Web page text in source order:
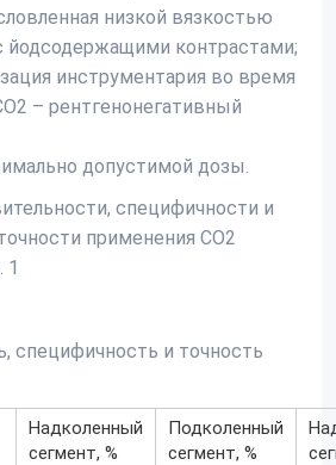
низкой вязкостью
йодсодержащими контрастами;
инструментария во время
– рентгенонегативный
допустимой дозы.
специфичности и
применения CO2
1
специфичность и точность
Надколенный
сегмент, %
Подколенный
сегмент, %